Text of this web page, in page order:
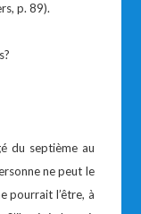
p. 89).
du septième au
ne peut le
pourrait l’être, à